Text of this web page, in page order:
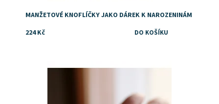
MANŽETOVÉ KNOFLÍČKY JAKO DÁREK K NAROZENINÁM
224 Kč